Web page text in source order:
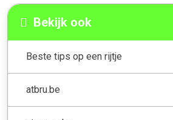
Bekijk ook
Beste tips op een rijtje
atbru.be